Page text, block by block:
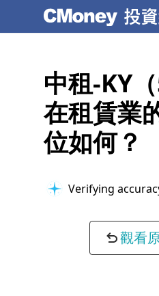
中租-KY
在租賃業
位如何？
Verifying
觀看